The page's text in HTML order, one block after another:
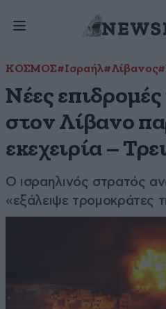
ΚΟΣΜΟΣ#Ισραήλ#Λίβανος
Νέες
στον Λίβανο
εκεχειρία –
Ο ισραηλινός στρατός
«εξάλειψε τρομοκράτες